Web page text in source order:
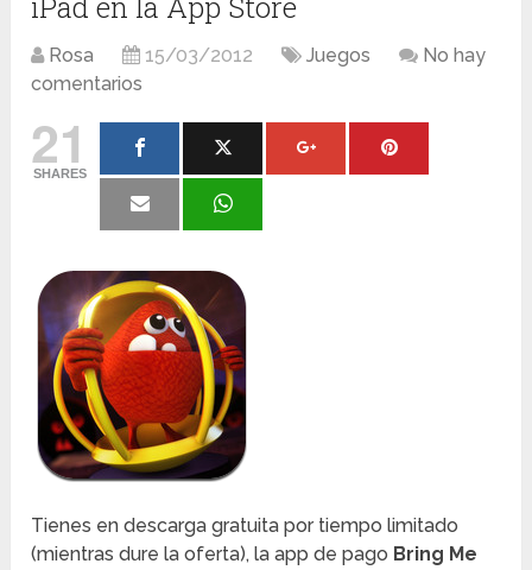
Rosa 15/03/2012 Juegos
No hay
comentarios
21
SHARES
Tienes en descarga gratuita por tiempo limitado
(mientras dure la oferta), la app de pago Bring Me